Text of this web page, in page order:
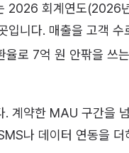
2026 회계연도
니다. 매출을 고객
율로 7억 원 안팎을 쓰
계약한 MAU 구간을
나 데이터 연동을